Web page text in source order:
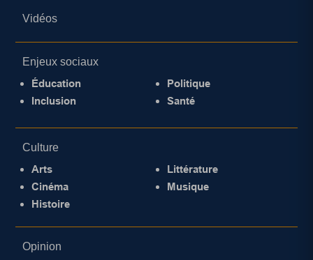
Vidéos
Enjeux sociaux
Éducation
Inclusion
Politique
Santé
Culture
Arts
Cinéma
Histoire
Littérature
Musique
Opinion